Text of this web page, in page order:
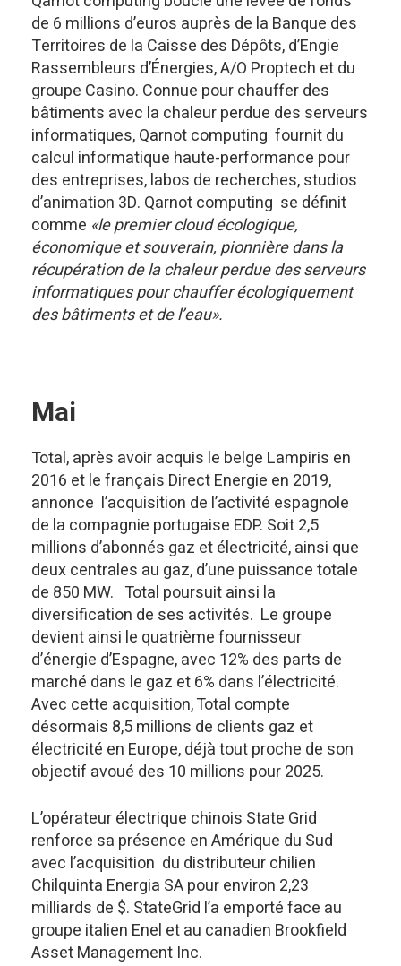
de 6 millions d’euros auprès de la Banque des
Territoires de la Caisse des Dépôts, d’Engie
Rassembleurs d’Énergies, A/O Proptech et du
groupe Casino. Connue pour chauffer des
bâtiments avec la chaleur perdue des serveurs
informatiques, Qarnot computing fournit du
calcul informatique haute-performance pour
des entreprises, labos de recherches, studios
d’animation 3D. Qarnot computing se définit
comme «le premier cloud écologique,
économique et souverain, pionnière dans la
récupération de la chaleur perdue des serveurs
informatiques pour chauffer écologiquement
des bâtiments et de l’eau».
Mai
Total, après avoir acquis le belge Lampiris en
2016 et le français Direct Energie en 2019,
annonce l’acquisition de l’activité espagnole
de la compagnie portugaise EDP. Soit 2,5
millions d’abonnés gaz et électricité, ainsi que
deux centrales au gaz, d’une puissance totale
de 850 MW. Total poursuit ainsi la
diversification de ses activités. Le groupe
devient ainsi le quatrième fournisseur
d’énergie d’Espagne, avec 12% des parts de
marché dans le gaz et 6% dans l’électricité.
Avec cette acquisition, Total compte
désormais 8,5 millions de clients gaz et
électricité en Europe, déjà tout proche de son
objectif avoué des 10 millions pour 2025.
L’opérateur électrique chinois State Grid
renforce sa présence en Amérique du Sud
avec l’acquisition du distributeur chilien
Chilquinta Energia SA pour environ 2,23
milliards de $. StateGrid l’a emporté face au
groupe italien Enel et au canadien Brookfield
Asset Management Inc.